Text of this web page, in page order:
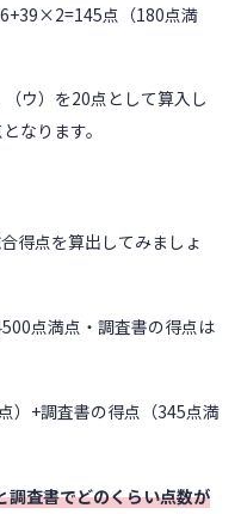
点（180点満
ウ）を20点として算入し
なります。
得点を算出してみましょ
点満点・調査書の得点は
）+調査書の得点（345点満
調査書でどのくらい点数が